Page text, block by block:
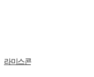
라미스콘